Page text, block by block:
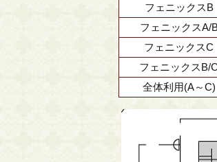
フェニックスB
フェニックスA/
フェニックスC
フェニックスB/C
全体利用(A～C)